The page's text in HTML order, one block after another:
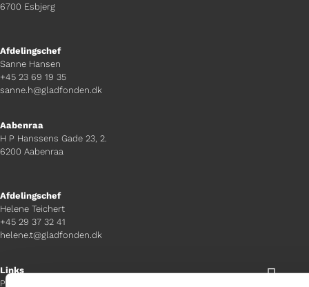
6700 Esbjerg
Afdelingschef
Sanne Hansen
+45 23 69 19 35
sanne.h@gladfonden.dk
Aabenraa
H P Hanssens Gade 23, 2.
6200 Aabenraa
Afdelingschef
Helene Teichert
+45 29 37 32 41
helene.t@gladfonden.dk
Links
Persondatapolitik
